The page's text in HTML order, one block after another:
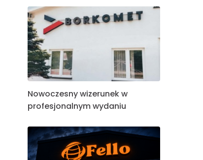
Nowoczesny wizerunek w
profesjonalnym wydaniu